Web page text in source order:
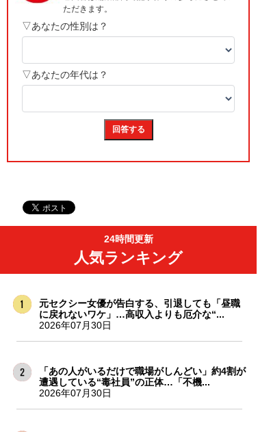
24時間更新
人気ランキング
元セクシー女優が告白する、引退しても「昼職
に戻れないワケ」…高収入よりも厄介な“...
2026年07月30日
「あの人がいるだけで職場がしんどい」約4割が
遭遇している“毒社員”の正体…「不機...
2026年07月30日